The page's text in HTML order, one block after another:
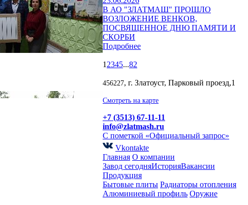
В АО "ЗЛАТМАШ" ПРОШЛО
ВОЗЛОЖЕНИЕ ВЕНКОВ,
ПОСВЯЩЕННОЕ ДНЮ ПАМЯТИ И
СКОРБИ
Подробнее
1 2345...82
456227, г. Златоуст, Парковый проезд,1
Смотреть на карте
+7 (3513) 67-11-11
info@zlatmash.ru
С пометкой «Официальный запрос»
Vkontakte
Главная О компании
Завод сегодняИсторияВакансии
Продукция
Бытовые плиты Радиаторы отопления
Алюминиевый профиль Оружие